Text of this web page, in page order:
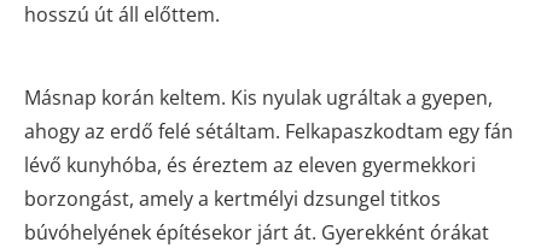
hosszú út áll előttem.
Másnap korán keltem. Kis nyulak ugráltak a gyepen,
ahogy az erdő felé sétáltam. Felkapaszkodtam egy fán
lévő kunyhóba, és éreztem az eleven gyermekkori
borzongást, amely a kertmélyi dzsungel titkos
búvóhelyének építésekor járt át. Gyerekként órákat